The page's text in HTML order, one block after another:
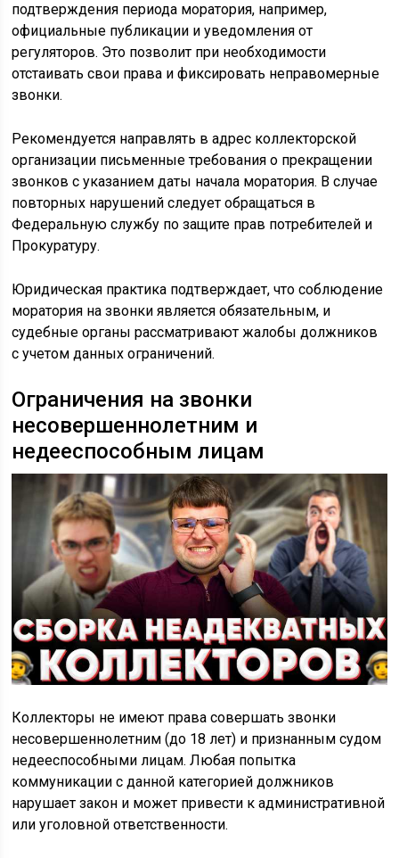
подтверждения периода моратория, например,
официальные публикации и уведомления от
регуляторов. Это позволит при необходимости
отстаивать свои права и фиксировать неправомерные
звонки.
Рекомендуется направлять в адрес коллекторской
организации письменные требования о прекращении
звонков с указанием даты начала моратория. В случае
повторных нарушений следует обращаться в
Федеральную службу по защите прав потребителей и
Прокуратуру.
Юридическая практика подтверждает, что соблюдение
моратория на звонки является обязательным, и
судебные органы рассматривают жалобы должников
с учетом данных ограничений.
Ограничения на звонки
несовершеннолетним и
недееспособным лицам
Коллекторы не имеют права совершать звонки
несовершеннолетним (до 18 лет) и признанным судом
недееспособными лицам. Любая попытка
коммуникации с данной категорией должников
нарушает закон и может привести к административной
или уголовной ответственности.